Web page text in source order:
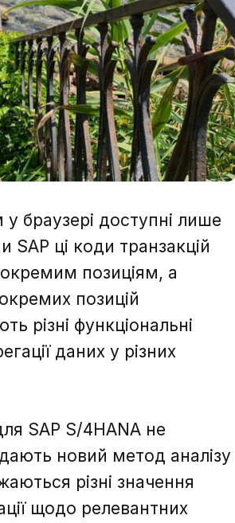
у браузері доступні лише
ці коди транзакцій
окремим позиціям, а
позицій
різні функціональні
даних у різних
SAP S/4HANA не
новий метод аналізу
різні значення
щодо релевантних